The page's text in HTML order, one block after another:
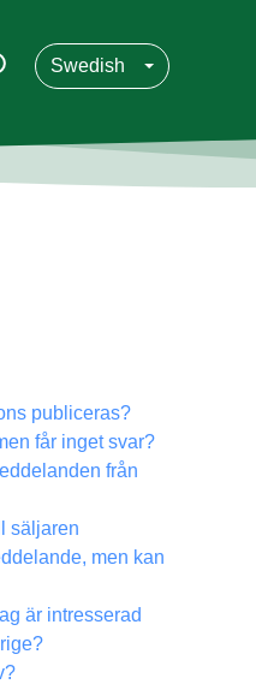
Swedish
publiceras?
får inget svar?
från
säljaren
men kan
är intresserad